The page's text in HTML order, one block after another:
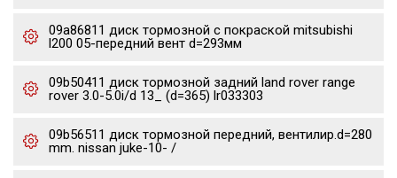
09a86811 диск тормозной с покраской mitsubishi
l200 05-передний вент d=293мм
09b50411 диск тормозной задний land rover range
rover 3.0-5.0i/d 13_ (d=365) lr033303
09b56511 диск тормозной передний, вентилир.d=280
mm. nissan juke-10- /